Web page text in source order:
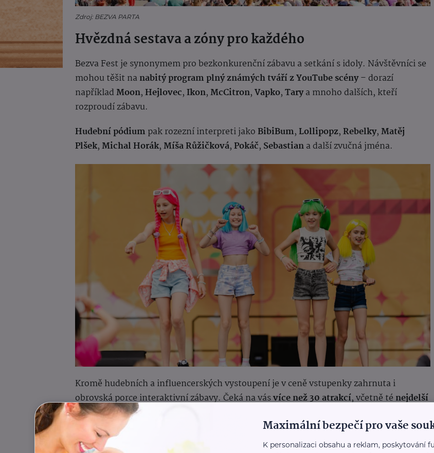
Zdroj: BEZVA PARTA
Hvězdná sestava a zóny pro každého
Bezva Fest je synonymem pro bezkonkurenční zábavu a setkání s idoly. Návštěvníci se
mohou těšit nanabitý program plný známých tváří z YouTube scény– dorazí
napříkladMoon,Hejlovec,Ikon,McCitron,Vapko,Tarya mnoho dalších, kteří
rozproudí zábavu.
Hudební pódium pak rozezní interpreti jakoBibiBum, Lollipopz,Rebelky,Matěj
Plšek,Michal Horák,Míša Růžičková,Pokáč, Sebastiana další zvučná jména.
Kromě hudebních a influencerských vystoupení je v ceně vstupenky zahrnuta i
obrovská porce interaktivní zábavy. Čeká na vásvíce než 30 atrakcí, včetně té nejdelší
nafukovací dráhy v České republice
Na své přijde opravdu každý člen rodiny:
Maximální bezpečí pro vaše
K personalizaci obsahu a reklam, poskytování